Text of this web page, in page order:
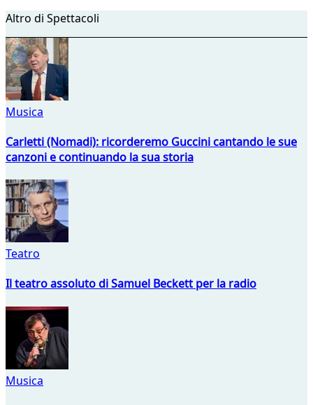
Altro di Spettacoli
Musica
Carletti (Nomadi): ricorderemo Guccini cantando le sue
canzoni e continuando la sua storia
Teatro
Il teatro assoluto di Samuel Beckett per la radio
Musica